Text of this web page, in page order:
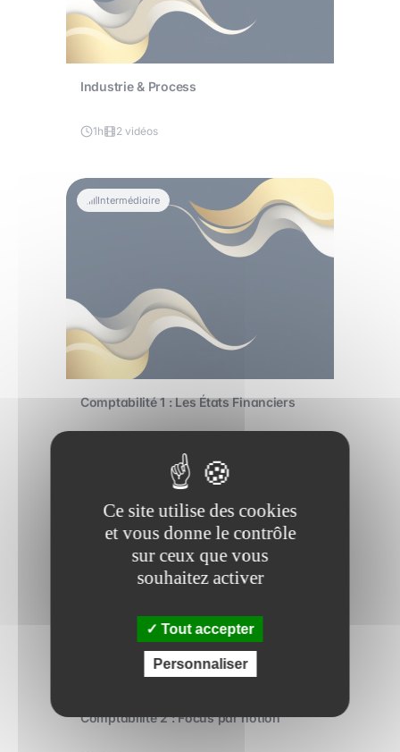
Industrie & Process
1h 2 vidéos
Comptabilité 1 : Les États Financiers
Intermédiaire
Comptabilité 2 : Focus par notion
Avancé
Ce site utilise des cookies
et vous donne le contrôle
sur ceux que vous
souhaitez activer
Tout accepter
Personnaliser